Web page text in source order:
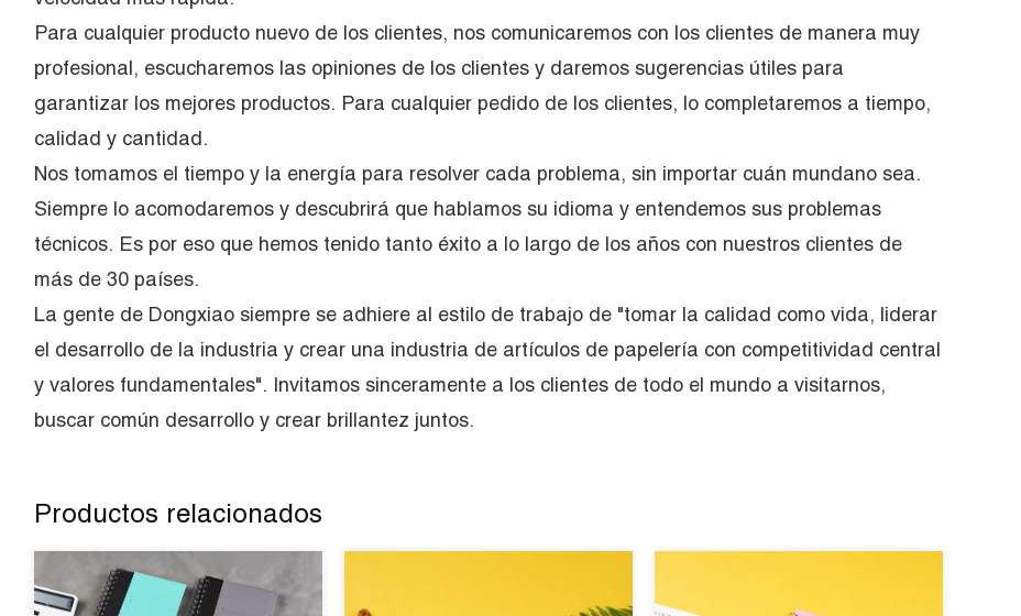
Para cualquier producto nuevo de los clientes, nos comunicaremos con los clientes de manera muy
profesional, escucharemos las opiniones de los clientes y daremos sugerencias útiles para
garantizar los mejores productos. Para cualquier pedido de los clientes, lo completaremos a tiempo,
calidad y cantidad.
Nos tomamos el tiempo y la energía para resolver cada problema, sin importar cuán mundano sea.
Siempre lo acomodaremos y descubrirá que hablamos su idioma y entendemos sus problemas
técnicos. Es por eso que hemos tenido tanto éxito a lo largo de los años con nuestros clientes de
más de 30 países.
La gente de Dongxiao siempre se adhiere al estilo de trabajo de "tomar la calidad como vida, liderar
el desarrollo de la industria y crear una industria de artículos de papelería con competitividad central
y valores fundamentales". Invitamos sinceramente a los clientes de todo el mundo a visitarnos,
buscar común desarrollo y crear brillantez juntos.
Productos relacionados